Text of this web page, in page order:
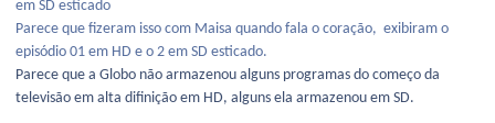
em SD esticado
Parece que fizeram isso com Maisa quando fala o coração, exibiram o
episódio 01 em HD e o 2 em SD esticado.
Parece que a Globo não armazenou alguns programas do começo da
televisão em alta difinição em HD, alguns ela armazenou em SD.